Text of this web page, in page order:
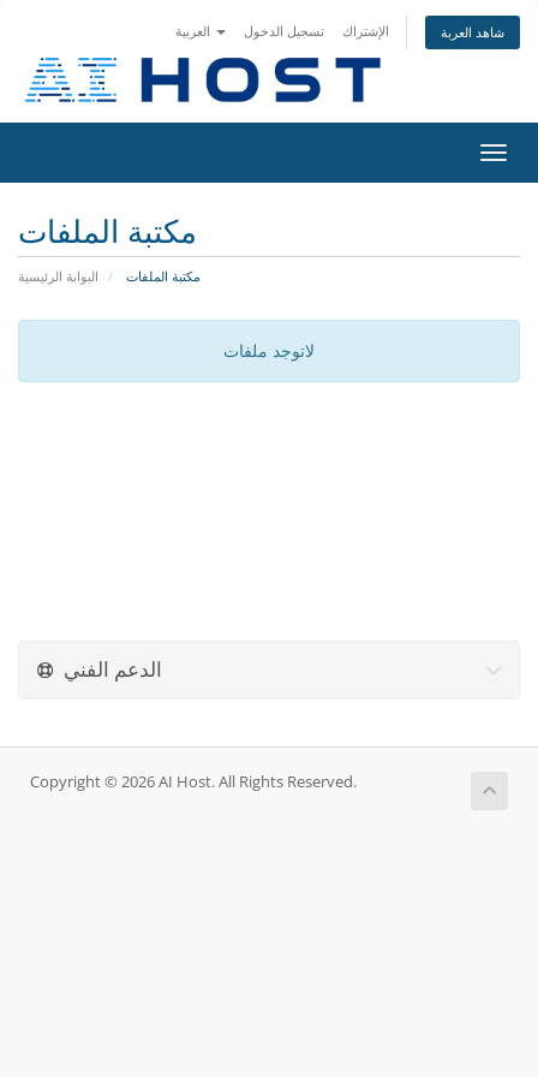
تسجيل الدخول الإشتراك شاهد العربة
مكتبة الملفات
البوابة الرئيسية مكتبة الملفات
لاتوجد ملفات
الدعم الفني
Copyright © 2026 AI Host. All Rights Reserved.